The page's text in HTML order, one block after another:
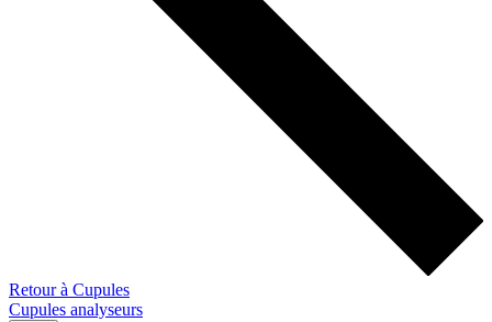
Retour à Cupules
Cupules analyseurs